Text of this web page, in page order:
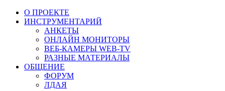
О ПРОЕКТЕ
ИНСТРУМЕНТАРИЙ
АНКЕТЫ
ОНЛАЙН МОНИТОРЫ
ВЕБ-КАМЕРЫ WEB-TV
РАЗНЫЕ МАТЕРИАЛЫ
ОБЩЕНИЕ
ФОРУМ
ЛДАЯ